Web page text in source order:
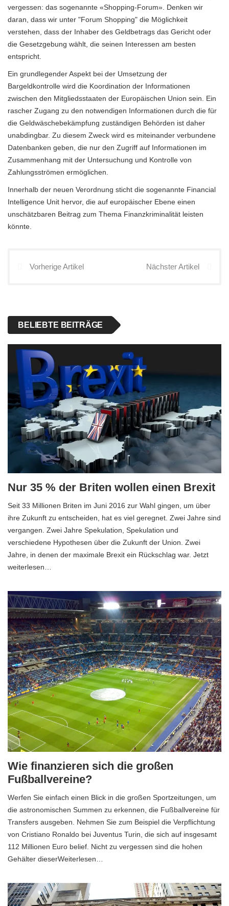
vergessen: das sogenannte «Shopping-Forum». Denken wir
daran, dass wir unter "Forum Shopping" die Möglichkeit
verstehen, dass der Inhaber des Geldbetrags das Gericht oder
die Gesetzgebung wählt, die seinen Interessen am besten
entspricht.
Ein grundlegender Aspekt bei der Umsetzung der
Bargeldkontrolle wird die Koordination der Informationen
zwischen den Mitgliedsstaaten der Europäischen Union sein. Ein
rascher Zugang zu den notwendigen Informationen durch die für
die Geldwäschebekämpfung zuständigen Behörden ist daher
unabdingbar. Zu diesem Zweck wird es miteinander verbundene
Datenbanken geben, die nur den Zugriff auf Informationen im
Zusammenhang mit der Untersuchung und Kontrolle von
Zahlungsströmen ermöglichen.
Innerhalb der neuen Verordnung sticht die sogenannte Financial
Intelligence Unit hervor, die auf europäischer Ebene einen
unschätzbaren Beitrag zum Thema Finanzkriminalität leisten
könnte.
Vorherige Artikel Nächster Artikel
BELIEBTE BEITRÄGE
Nur 35 % der Briten wollen einen Brexit
Seit 33 Millionen Briten im Juni 2016 zur Wahl gingen, um über
ihre Zukunft zu entscheiden, hat es viel geregnet. Zwei Jahre sind
vergangen. Zwei Jahre Spekulation, Spekulation und
verschiedene Hypothesen über die Zukunft der Union. Zwei
Jahre, in denen der maximale Brexit ein Rückschlag war. Jetzt
weiterlesen…
Wie finanzieren sich die großen
Fußballvereine?
Werfen Sie einfach einen Blick in die großen Sportzeitungen, um
die astronomischen Summen zu erkennen, die Fußballvereine für
Transfers ausgeben. Nehmen Sie zum Beispiel die Verpflichtung
von Cristiano Ronaldo bei Juventus Turin, die sich auf insgesamt
112 Millionen Euro belief. Nicht zu vergessen sind die hohen
Gehälter dieserWeiterlesen…